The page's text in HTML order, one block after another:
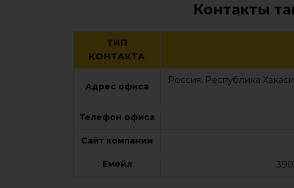
Контакты
ТИП
КОНТАКТА
Адрес офиса
Россия, Республика
Телефон офиса
Сайт компании
Емейл